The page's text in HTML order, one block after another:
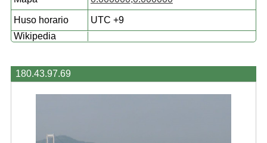
Huso horario
UTC +9
Wikipedia
180.43.97.69